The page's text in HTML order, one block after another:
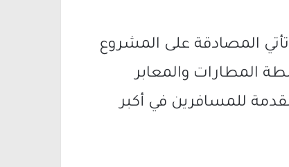
المصادقة على المشروع
المطارات والمعابر
للمسافرين في أكبر